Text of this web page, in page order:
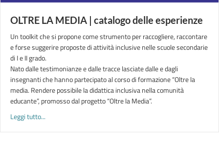
OLTRE LA MEDIA | catalogo delle esperienze
Un toolkit che si propone come strumento per raccogliere, raccontare
e forse suggerire proposte di attività inclusive nelle scuole secondarie
di I e II grado.
Nato dalle testimonianze e dalle tracce lasciate dalle e dagli
insegnanti che hanno partecipato al corso di formazione “Oltre la
media. Rendere possibile la didattica inclusiva nella comunità
educante”, promosso dal progetto “Oltre la Media”.
Leggi tutto...